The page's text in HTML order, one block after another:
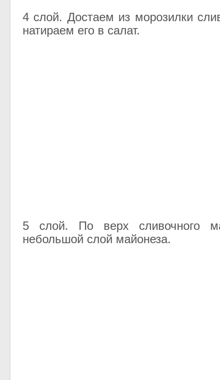
4 слой. Достаем из морозилки
натираем его в салат.
5 слой. По верх сливочного
небольшой слой майонеза.